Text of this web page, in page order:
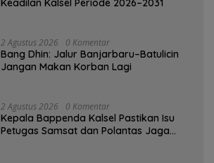
Keadilan Kalsel Periode 2026–2031
2 Agustus 2026 0 Komentar
Bang Dhin: Jalur Banjarbaru–Batulicin
Jangan Makan Korban Lagi
2 Agustus 2026 0 Komentar
Kepala Bappenda Kalsel Pastikan Isu
Petugas Samsat dan Polantas Jaga